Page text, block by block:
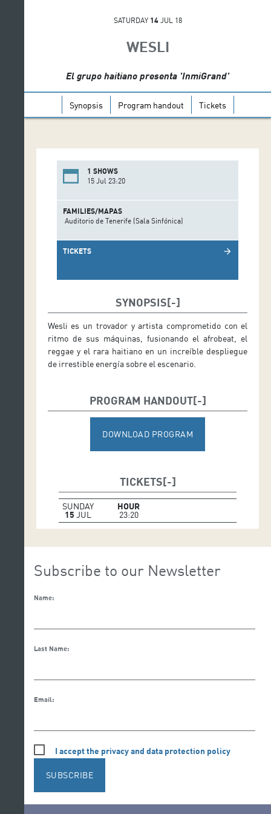
SATURDAY 14JUL 18
WESLI
El grupo haitiano presenta 'InmiGrand'
Synopsis Program handout Tickets
1 SHOWS
15 Jul 23:20
FAMILIES/MAPAS
Auditorio de Tenerife (Sala Sinfónica)
TICKETS arrow_forward
SYNOPSIS
Wesli es un trovador y artista comprometido con el
ritmo de sus máquinas, fusionando el afrobeat, el
reggae y el rara haitiano en un increíble despliegue
de irrestible energía sobre el escenario.
PROGRAM HANDOUT
DOWNLOAD PROGRAM
TICKETS
SUNDAY
15 JUL
HOUR
23:20
Subscribe to our Newsletter
Name:
Last Name:
Email:
I accept the privacy and data protection policy
SUBSCRIBE